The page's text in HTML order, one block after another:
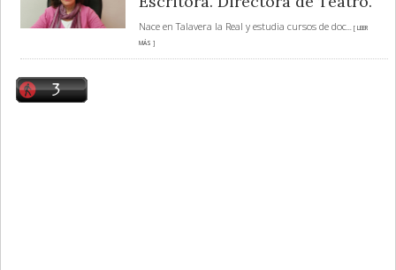
Nace en Talavera la Real y estudia cursos de doc... [ LEER
MÁS ]